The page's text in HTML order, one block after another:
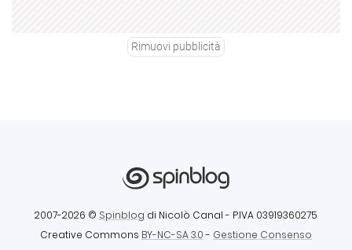
Rimuovi pubblicità
2007-2026 © Spinblog di Nicolò Canal - P.IVA 03919360275
Creative Commons BY-NC-SA 3.0- Gestione Consenso